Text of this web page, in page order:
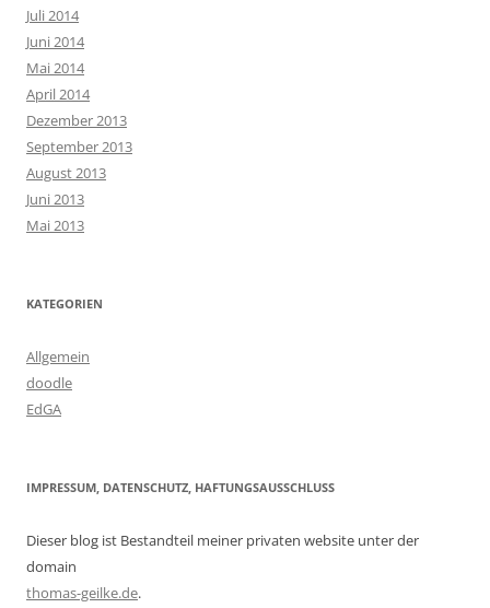
Juli 2014
Juni 2014
Mai 2014
April 2014
Dezember 2013
September 2013
August 2013
Juni 2013
Mai 2013
KATEGORIEN
Allgemein
doodle
EdGA
IMPRESSUM, DATENSCHUTZ, HAFTUNGSAUSSCHLUSS
Dieser blog ist Bestandteil meiner privaten website unter der
domain
thomas-geilke.de.